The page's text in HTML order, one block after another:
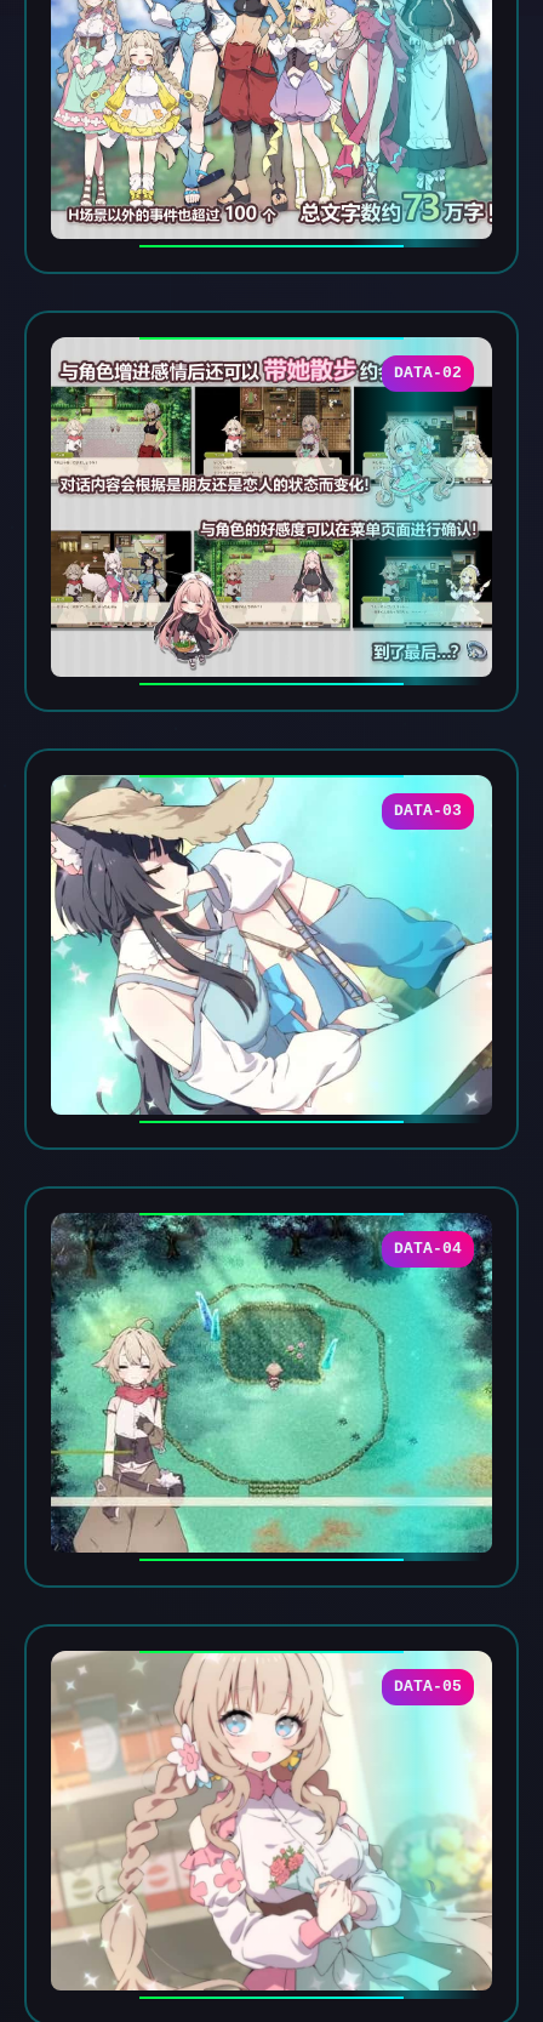
DATA-02
DATA-03
DATA-04
DATA-05